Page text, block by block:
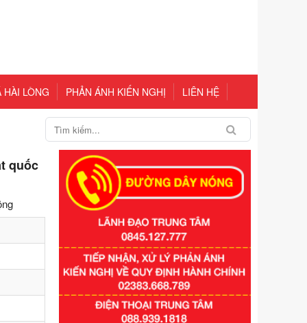
HÀI LÒNG PHẢN ÁNH KIẾN NGHỊ LIÊN HỆ
quốc
Số kí hiệu:351/2025/NĐ-CP
Tên: Nghị định số 351/2025/NĐ-CP
của Chính phủ: Quy định chuẩn
nghèo đa chiều quốc gia giai đoạn
2026 - 2030
Ngày ban hành: 29/12/2026